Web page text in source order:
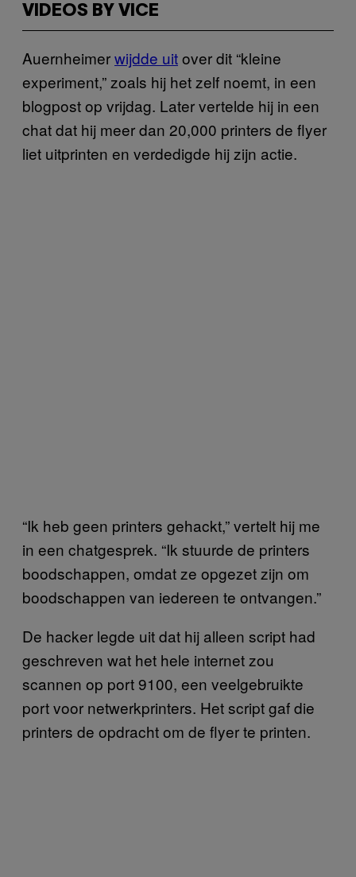
VIDEOS BY VICE
Auernheimerwijdde uitover dit “kleine
experiment,” zoals hij het zelf noemt, in een
blogpost op vrijdag. Later vertelde hij in een
chat dat hij meer dan 20,000 printers de flyer
liet uitprinten en verdedigde hij zijn actie.
“Ik heb geen printers gehackt,” vertelt hij me
in een chatgesprek. “Ik stuurde de printers
boodschappen, omdat ze opgezet zijn om
boodschappen van iedereen te ontvangen.”
De hacker legde uit dat hij alleen script had
geschreven wat het hele internet zou
scannen op port 9100, een veelgebruikte
port voor netwerkprinters. Het script gaf die
printers de opdracht om de flyer te printen.